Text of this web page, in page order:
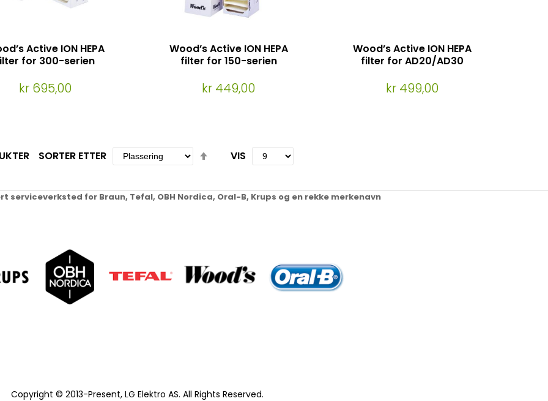
Active ION HEPA
for 300-serien
kr 695,00
Wood’s Active ION HEPA
filter for 150-serien
kr 449,00
Wood’s Active ION HEPA
filter for AD20/AD30
kr 499,00
SORTER ETTER
Descending
VIS
serviceverksted for Braun, Tefal, OBH Nordica, Oral-B, Krups og en rekke merkenavn
Copyright © 2013-Present, LG Elektro AS. All Rights Reserved.